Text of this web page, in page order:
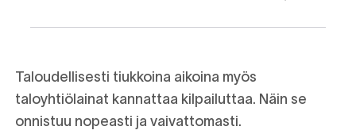
Taloudellisesti tiukkoina aikoina myös
taloyhtiölainat kannattaa kilpailuttaa. Näin se
onnistuu nopeasti ja vaivattomasti.